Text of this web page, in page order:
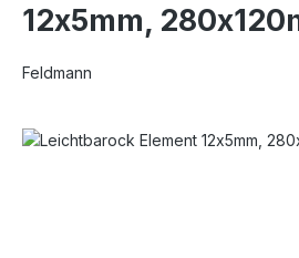
12x5mm,
Feldmann
Bildergalerie überspringen